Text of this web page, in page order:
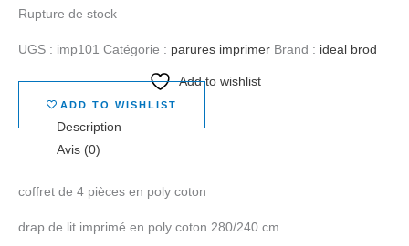
Rupture de stock
UGS : imp101 Catégorie : parures imprimer Brand : ideal brod
Add to wishlist
ADD TO WISHLIST
Description
Avis (0)
coffret de 4 pièces en poly coton
drap de lit imprimé en poly coton 280/240 cm